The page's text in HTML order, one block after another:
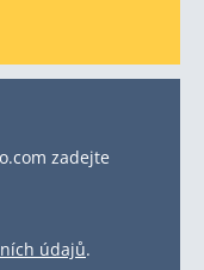
zadejte
údajů.